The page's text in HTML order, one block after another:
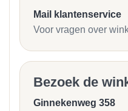
Mail klantenservice
Voor vragen over
Bezoek de
Ginnekenweg 358